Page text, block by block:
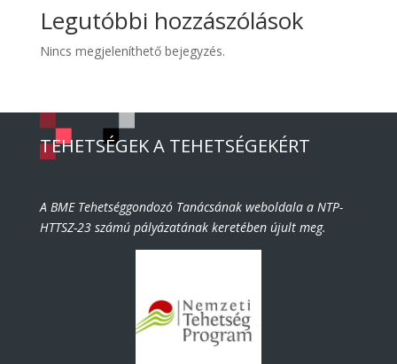
Legutóbbi hozzászólások
Nincs megjeleníthető bejegyzés.
TEHETSÉGEK A TEHETSÉGEKÉRT
A BME Tehetséggondozó Tanácsának weboldala a NTP-
HTTSZ-23 számú pályázatának keretében újult meg.